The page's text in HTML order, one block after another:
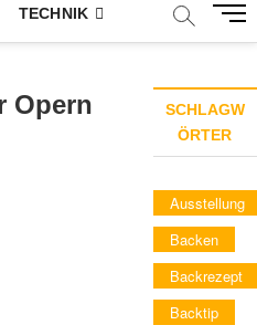
TECHNIK
M
u
B
u
t
o
n
Opern
SCHLAGW
ÖRTER
Ausstellung
Backen
Backrezept
Backtip